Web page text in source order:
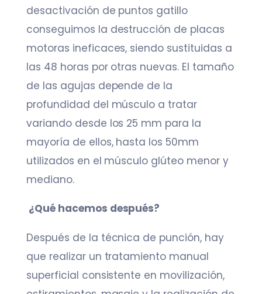
desactivación de puntos gatillo
conseguimos la destrucción de placas
motoras ineficaces, siendo sustituidas a
las 48 horas por otras nuevas. El tamaño
de las agujas depende de la
profundidad del músculo a tratar
variando desde los 25 mm para la
mayoría de ellos, hasta los 50mm
utilizados en el músculo glúteo menor y
mediano.
¿Qué hacemos después?
Después de la técnica de punción, hay
que realizar un tratamiento manual
superficial consistente en movilización,